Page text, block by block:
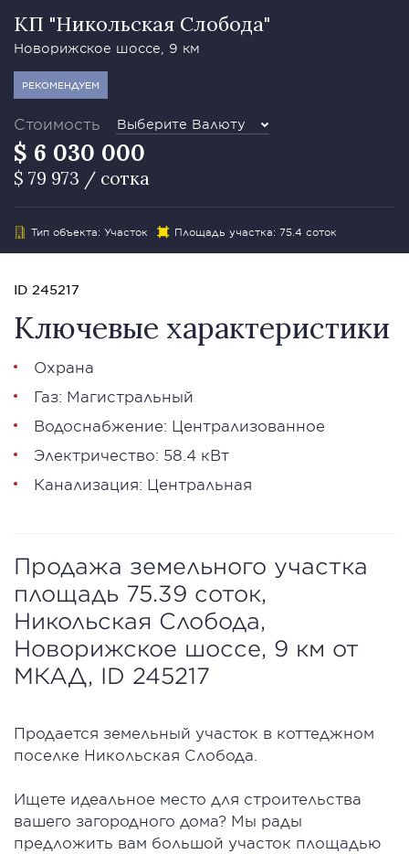
КП "Никольская Слобода"
Новорижское шоссе, 9 км
РЕКОМЕНДУЕМ
Стоимость Выберите Валюту
$ 6 030 000
$ 79 973 / сотка
Тип объекта: Участок Площадь участка: 75.4 соток
ID 245217
Ключевые характеристики
Охрана
Газ: Магистральный
Водоснабжение: Централизованное
Электричество: 58.4 кВт
Канализация: Центральная
Продажа земельного участка
площадь 75.39 соток,
Никольская Слобода,
Новорижское шоссе, 9 км от
МКАД, ID 245217
Продается земельный участок в коттеджном
поселке Никольская Слобода.
Ищете идеальное место для строительства
вашего загородного дома? Мы рады
предложить вам большой участок площадью